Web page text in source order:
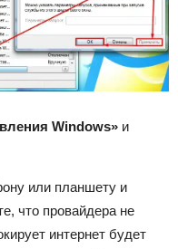
Windows» и
или планшету и
что провайдера не
интернет будет